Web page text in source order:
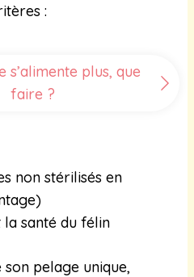
:
s’alimente plus, que
faire ?
non stérilisés en
la santé du félin
pelage unique,